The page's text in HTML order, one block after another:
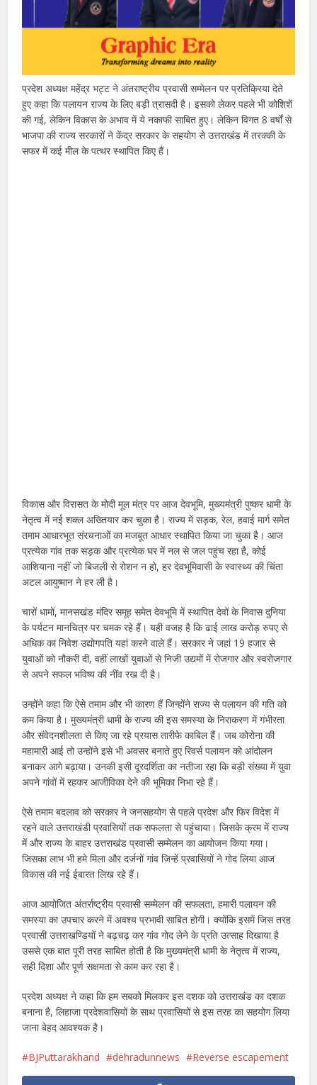
प्रदेश अध्यक्ष महेंद्र भट्ट ने अंतराष्ट्रीय प्रवासी सम्मेलन पर प्रतिक्रिया देते
हुए कहा कि पलायन राज्य के लिए बड़ी त्रासदी है। इसको लेकर पहले भी कोशिशें
की गई, लेकिन विकास के अभाव में ये नकाफी साबित हुए। लेकिन विगत 8 वर्षों से
भाजपा की राज्य सरकारों ने केंद्र सरकार के सहयोग से उत्तराखंड में तरक्की के
सफर में कई मील के पत्थर स्थापित किए हैं।
विकास और विरासत के मोदी मूल मंत्र पर आज देवभूमि, मुख्यमंत्री पुष्कर धामी के
नेतृत्व में नई शक्ल अख्तियार कर चुका है। राज्य में सड़क, रेल, हवाई मार्ग समेत
तमाम आधारभूत संरचनाओं का मजबूत आधार स्थापित किया जा चुका है। आज
प्रत्येक गांव तक सड़क और प्रत्येक घर में नल से जल पहुंच रहा है, कोई
आशियाना नहीं जो बिजली से रोशन न हो, हर देवभूमिवासी के स्वास्थ्य की चिंता
अटल आयुष्मान ने हर ली है।
चारों धामों, मानसखंड मंदिर समूह समेत देवभूमि में स्थापित देवों के निवास दुनिया
के पर्यटन मानचित्र पर चमक रहे हैं। यही वजह है कि ढाई लाख करोड़ रुपए से
अधिक का निवेश उद्योगपति यहां करने वाले हैं। सरकार ने जहां 19 हजार से
युवाओं को नौकरी दी, वहीं लाखों युवाओं से निजी उद्यमों में रोजगार और स्वरोजगार
से अपने सफल भविष्य की नींव रख दी है।
उन्होंने कहा कि ऐसे तमाम और भी कारण हैं जिन्होंने राज्य से पलायन की गति को
कम किया है। मुख्यमंत्री धामी के राज्य की इस समस्या के निराकरण में गंभीरता
और संवेदनशीलता से किए जा रहे प्रयास तारीफे काबिल हैं। जब कोरोना की
महामारी आई तो उन्होंने इसे भी अवसर बनाते हुए रिवर्स पलायन को आंदोलन
बनाकर आगे बढ़ाया। उनकी इसी दूरदर्शिता का नतीजा रहा कि बड़ी संख्या में युवा
अपने गांवों में रहकर आजीविका देने की भूमिका निभा रहे हैं।
ऐसे तमाम बदलाव को सरकार ने जनसहयोग से पहले प्रदेश और फिर विदेश में
रहने वाले उत्तराखंडी प्रवासियों तक सफलता से पहुंचाया। जिसके क्रम में राज्य
में और राज्य के बाहर उत्तराखंड प्रवासी सम्मेलन का आयोजन किया गया।
जिसका लाभ भी हमे मिला और दर्जनों गांव जिन्हें प्रवासियों ने गोद लिया आज
विकास की नई ईबारत लिख रहे हैं।
आज आयोजित अंतर्राष्ट्रीय प्रवासी सम्मेलन की सफलता, हमारी पलायन की
समस्या का उपचार करने में अवश्य प्रभावी साबित होगी। क्योंकि इसमें जिस तरह
प्रवासी उत्तराखण्डियों ने बढ़चढ़ कर गांव गोद लेने के प्रति उत्साह दिखाया है
उससे एक बात पूरी तरह साबित होती है कि मुख्यमंत्री धामी के नेतृत्व में राज्य,
सही दिशा और पूर्ण सक्षमता से काम कर रहा है।
प्रदेश अध्यक्ष ने कहा कि हम सबको मिलकर इस दशक को उत्तराखंड का दशक
बनाना है, लिहाजा प्रदेशवासियों के साथ प्रवासियों से इस तरह का सहयोग लिया
जाना बेहद आवश्यक है।
BJPuttarakhand dehradunnews Reverse escapement